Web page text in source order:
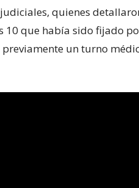
quienes
10 que había sido fijado
un turno